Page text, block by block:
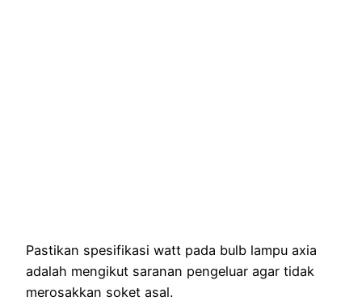
Pastikan spesifikasi watt pada bulb lampu axia
adalah mengikut saranan pengeluar agar tidak
merosakkan soket asal.